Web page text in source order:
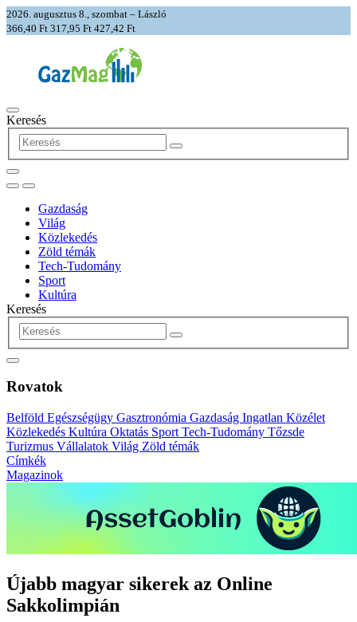
2026. augusztus 8., szombat – László
366,40 Ft 317,95 Ft 427,42 Ft
Keresés
Gazdaság
Világ
Közlekedés
Zöld témák
Tech-Tudomány
Sport
Kultúra
Keresés
Rovatok
Belföld Egészségügy Gasztronómia Gazdaság Ingatlan Közélet
Közlekedés Kultúra Oktatás Sport Tech-Tudomány Tőzsde
Turizmus Vállalatok Világ Zöld témák
Címkék
Magazinok
Újabb magyar sikerek az Online
Sakkolimpián